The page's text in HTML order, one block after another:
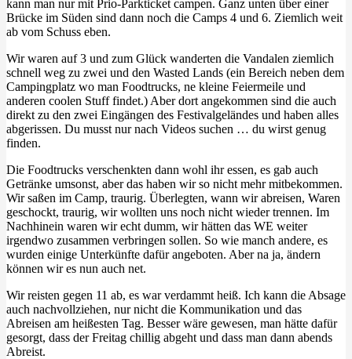
kann man nur mit Prio-Parkticket campen. Ganz unten über einer
Brücke im Süden sind dann noch die Camps 4 und 6. Ziemlich weit
ab vom Schuss eben.
Wir waren auf 3 und zum Glück wanderten die Vandalen ziemlich
schnell weg zu zwei und den Wasted Lands (ein Bereich neben dem
Campingplatz wo man Foodtrucks, ne kleine Feiermeile und
anderen coolen Stuff findet.) Aber dort angekommen sind die auch
direkt zu den zwei Eingängen des Festivalgeländes und haben alles
abgerissen. Du musst nur nach Videos suchen … du wirst genug
finden.
Die Foodtrucks verschenkten dann wohl ihr essen, es gab auch
Getränke umsonst, aber das haben wir so nicht mehr mitbekommen.
Wir saßen im Camp, traurig. Überlegten, wann wir abreisen, Waren
geschockt, traurig, wir wollten uns noch nicht wieder trennen. Im
Nachhinein waren wir echt dumm, wir hätten das WE weiter
irgendwo zusammen verbringen sollen. So wie manch andere, es
wurden einige Unterkünfte dafür angeboten. Aber na ja, ändern
können wir es nun auch net.
Wir reisten gegen 11 ab, es war verdammt heiß. Ich kann die Absage
auch nachvollziehen, nur nicht die Kommunikation und das
Abreisen am heißesten Tag. Besser wäre gewesen, man hätte dafür
gesorgt, dass der Freitag chillig abgeht und dass man dann abends
Abreist.